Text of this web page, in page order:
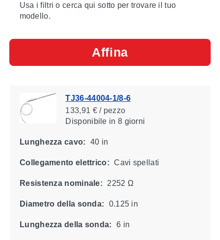
Usa i filtri o cerca qui sotto per trovare il tuo
modello.
Affina
TJ36-44004-1/8-6
133,91 € / pezzo
Disponibile in 8 giorni
Lunghezza cavo: 40 in
Collegamento elettrico: Cavi spellati
Resistenza nominale: 2252 Ω
Diametro della sonda: 0.125 in
Lunghezza della sonda: 6 in